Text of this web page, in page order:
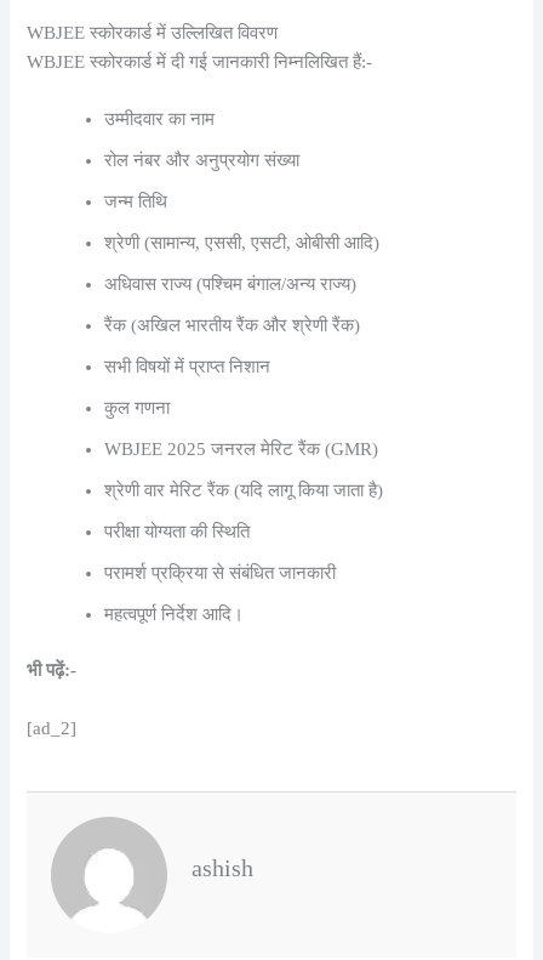
WBJEE स्कोरकार्ड में उल्लिखित विवरण
WBJEE स्कोरकार्ड में दी गई जानकारी निम्नलिखित हैं:-
उम्मीदवार का नाम
रोल नंबर और अनुप्रयोग संख्या
जन्म तिथि
श्रेणी (सामान्य, एससी, एसटी, ओबीसी आदि)
अधिवास राज्य (पश्चिम बंगाल/अन्य राज्य)
रैंक (अखिल भारतीय रैंक और श्रेणी रैंक)
सभी विषयों में प्राप्त निशान
कुल गणना
WBJEE 2025 जनरल मेरिट रैंक (GMR)
श्रेणी वार मेरिट रैंक (यदि लागू किया जाता है)
परीक्षा योग्यता की स्थिति
परामर्श प्रक्रिया से संबंधित जानकारी
महत्वपूर्ण निर्देश आदि।
भी पढ़ें:-
[ad_2]
ashish